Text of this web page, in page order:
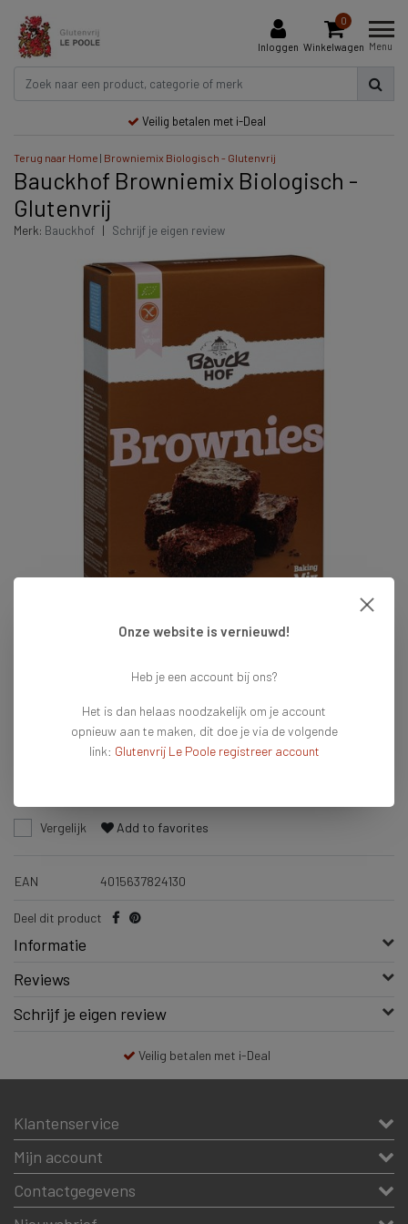
Inloggen
0
Winkelwagen Menu
Veilig betalen met i-Deal
Terug naar Home | Browniemix Biologisch - Glutenvrij
Bauckhof Browniemix Biologisch -
Glutenvrij
Merk: Bauckhof | Schrijf je eigen review
Vandaag voor 16:00 besteld = vandaag verzonden
Vergelijk Add to favorites
EAN 4015637824130
Deel dit product
Informatie
Reviews
Schrijf je eigen review
Veilig betalen met i-Deal
Klantenservice
Mijn account
Contactgegevens
Onze website is vernieuwd!
Heb je een account bij ons?
Het is dan helaas noodzakelijk om je account
opnieuw aan te maken, dit doe je via de volgende
link: Glutenvrij Le Poole registreer account